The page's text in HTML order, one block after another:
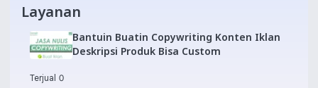
Layanan
Bantuin Buatin Copywriting Konten Iklan
Deskripsi Produk Bisa Custom
Terjual 0